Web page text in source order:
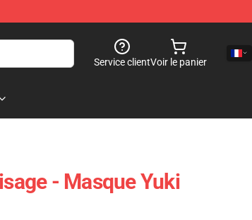
Service clientVoir le panier
- Masque Yuki